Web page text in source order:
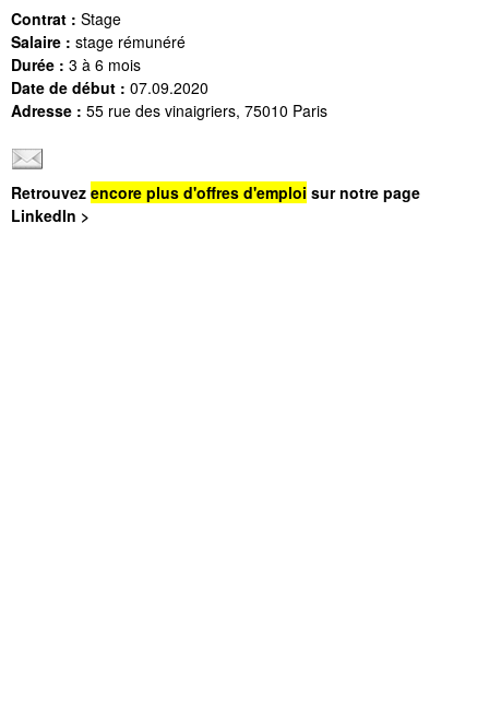
Contrat : Stage
Salaire : stage rémunéré
Durée : 3 à 6 mois
Date de début : 07.09.2020
Adresse : 55 rue des vinaigriers, 75010 Paris
Retrouvez encore plus d'offres d'emploi sur notre page
LinkedIn >